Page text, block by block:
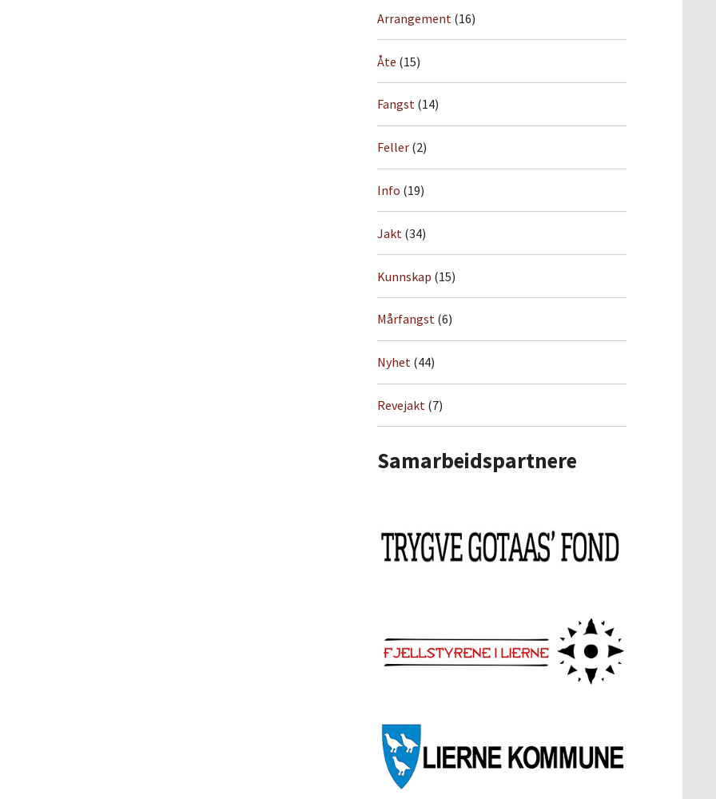
Arrangement (16)
Åte (15)
Fangst (14)
Feller (2)
Info (19)
Jakt (34)
Kunnskap (15)
Mårfangst (6)
Nyhet (44)
Revejakt (7)
Samarbeidspartnere